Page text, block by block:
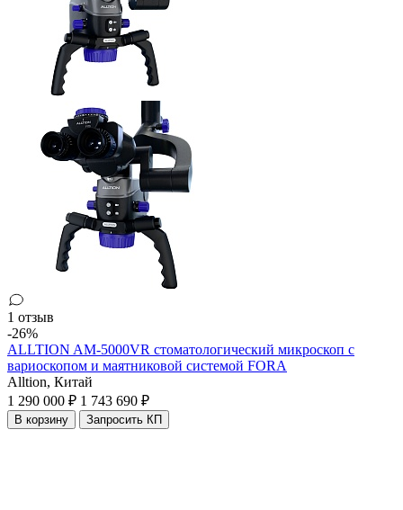
1 отзыв
-26%
ALLTION AM-5000VR стоматологический микроскоп с
вариоскопом и маятниковой системой FORA
Alltion, Китай
1 290 000 ₽ 1 743 690 ₽
В корзину Запросить КП